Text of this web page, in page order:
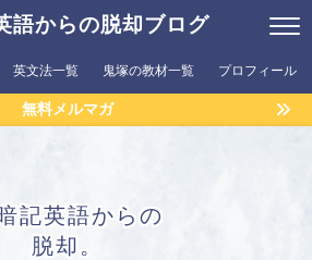
語からの脱却ブログ
英文法一覧 鬼塚の教材一覧 プロフィール
無料メルマガ
記英語からの
脱却。